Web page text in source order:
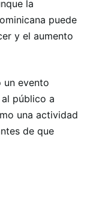
la
puede
y el aumento
un evento
público a
una actividad
de que